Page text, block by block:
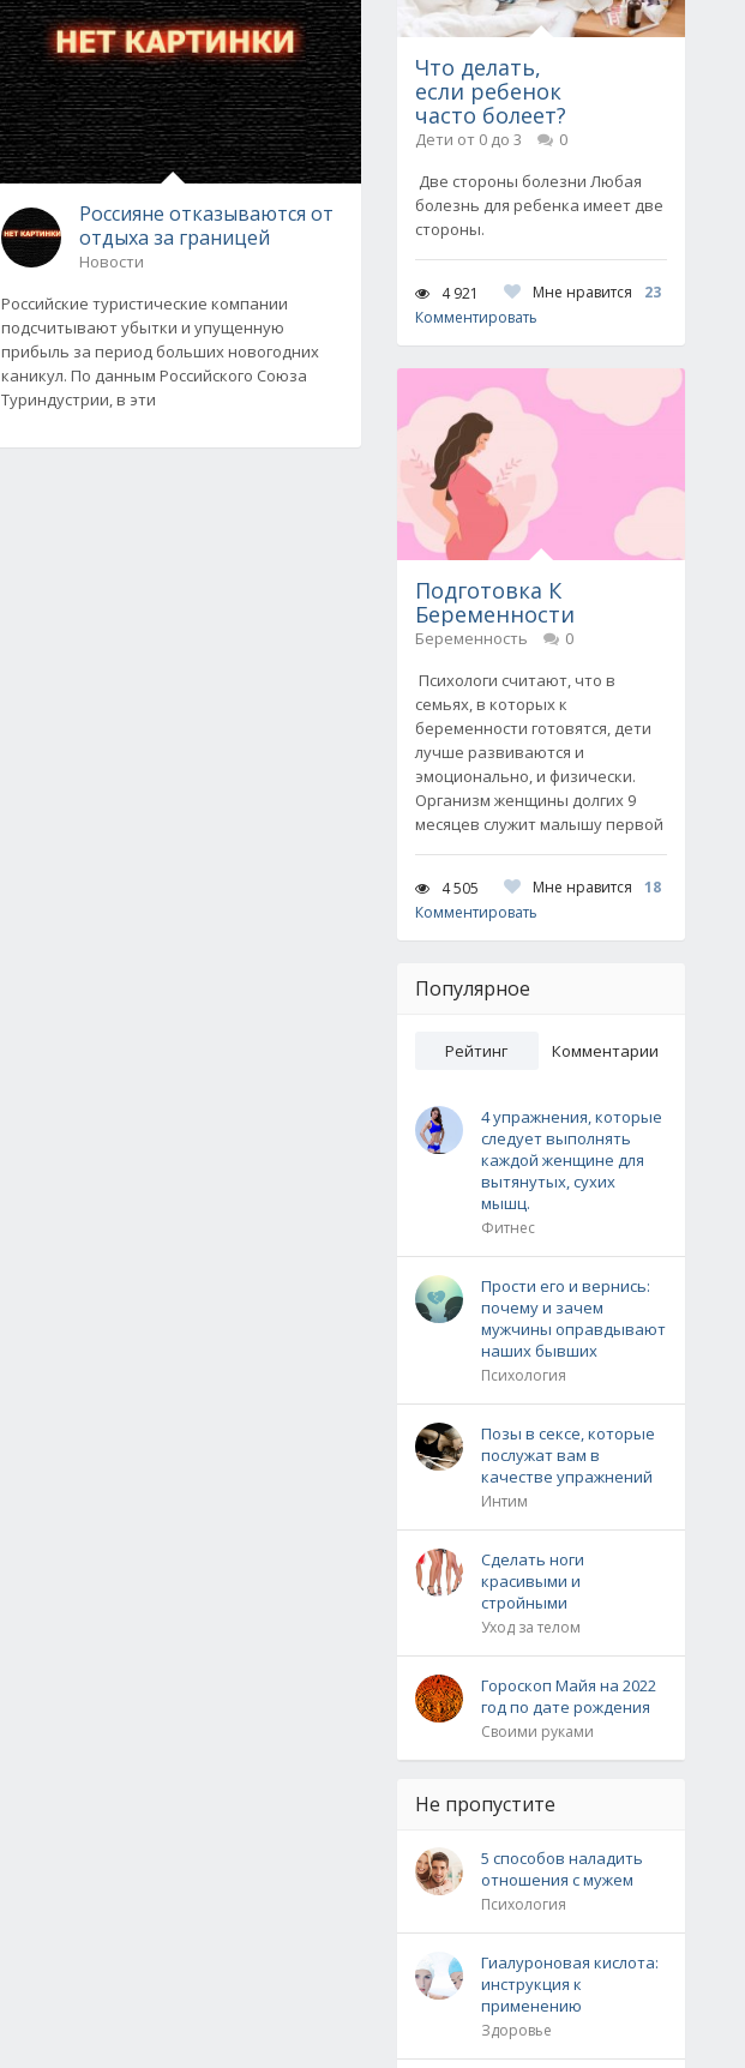
Россияне отказываются от
отдыха за границей
Новости
Российские туристические компании
подсчитывают убытки и упущенную
прибыль за период больших новогодних
каникул. По данным Российского Союза
Туриндустрии, в эти
Что делать,
если ребенок
часто болеет?
Дети от 0 до 3
0
Две стороны болезни Любая
болезнь для ребенка имеет две
стороны.
4 921 Мне нравится
23
Комментировать
Подготовка К
Беременности
Беременность
0
Психологи считают, что в
семьях, в которых к
беременности готовятся, дети
лучше развиваются и
эмоционально, и физически.
Организм женщины долгих 9
месяцев служит малышу первой
4 505 Мне нравится
18
Комментировать
Популярное
Рейтинг Комментарии
4 упражнения, которые
следует выполнять
каждой женщине для
вытянутых, сухих
мышц.
Фитнес
Прости его и вернись:
почему и зачем
мужчины оправдывают
наших бывших
Психология
Позы в сексе, которые
послужат вам в
качестве упражнений
Интим
Сделать ноги
красивыми и
стройными
Уход за телом
Гороскоп Майя на 2022
год по дате рождения
Своими руками
Не пропустите
5 способов наладить
отношения с мужем
Психология
Гиалуроновая кислота:
инструкция к
применению
Здоровье